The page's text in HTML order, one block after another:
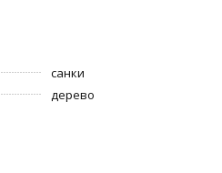
санки
дерево